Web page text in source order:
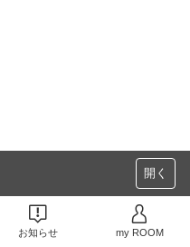
開く
お知らせ my ROOM